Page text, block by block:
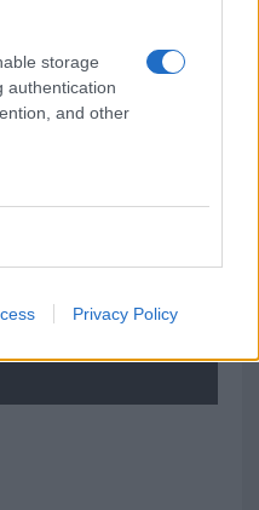
storage
authentication
and other
Privacy Policy
fiamme a La
Monti d’à rena